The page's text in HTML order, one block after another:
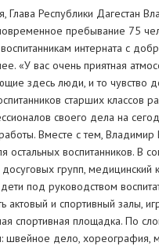
Республики Дагестан
пребывание 75
интерната с
«У вас очень приятная
здесь люди, и то чувство
старших классов
своего дела на
Вместе с тем, Владимир
воспитанников. В
групп, медицинский
под руководством
актовый и спортивный залы,
спортивная площадка. По
дело, хореография,